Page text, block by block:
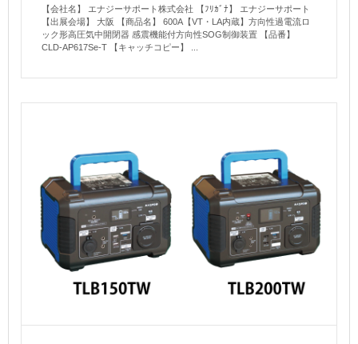
【会社名】 エナジーサポート株式会社 【ﾌﾘｶﾞﾅ】 エナジーサポート
【出展会場】 大阪 【商品名】 600A【VT・LA内蔵】方向性過電流ロ
ック形高圧気中開閉器 感震機能付方向性SOG制御装置 【品番】
CLD-AP617Se-T 【キャッチコピー】 ...